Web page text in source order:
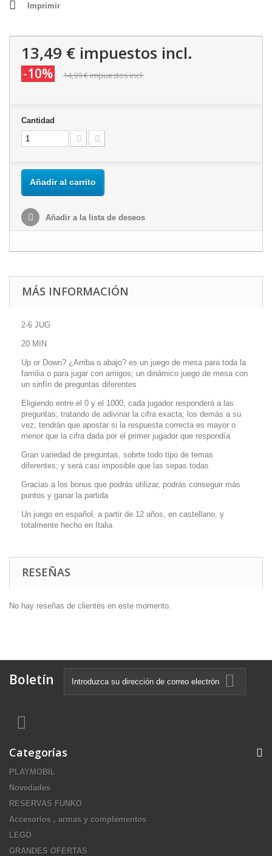
Imprimir
13,49 € impuestos incl.
-10% 14,99 €impuestos incl.
Cantidad
Añadir al carrito
Añadir a la lista de deseos
MÁS INFORMACIÓN
2-6 JUG
20 MIN
Up or Down? ¿Arriba o abajo? es un juego de mesa para toda la
familia o para jugar con amigos; un dinámico juego de mesa con
un sinfín de preguntas diferentes
Eligiendo entre el 0 y el 1000, cada jugador responderá a las
preguntas; tratando de adivinar la cifra exacta; los demás a su
vez, tendrán que apostar si la respuesta correcta es mayor o
menor que la cifra dada por el primer jugador que respondía
Gran variedad de preguntas, sobrte todo tipo de temas
diferentes; y será casi imposible que las sepas todas
Gracias a los bonus que podrás utilizar, podrás conseguir más
puntos y ganar la partida
Un juego en español, a partir de 12 años, en castellano, y
totalmente hecho en Italia
RESEÑAS
No hay reseñas de clientes en este momento.
Boletín
Categorías
PLAYMOBIL
Novedades
RESERVAS FUNKO
Accesorios , armas y complementos
LEGO
GRANDES OFERTAS